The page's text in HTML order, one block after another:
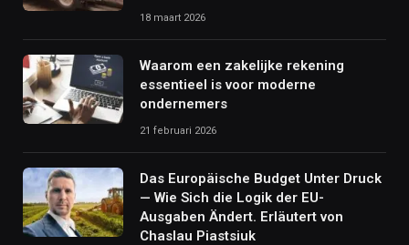
18 maart 2026
Waarom een zakelijke rekening
essentieel is voor moderne
ondernemers
21 februari 2026
Das Europäische Budget Unter Druck
— Wie Sich die Logik der EU-
Ausgaben Ändert. Erläutert von
Chaslau Piastsiuk